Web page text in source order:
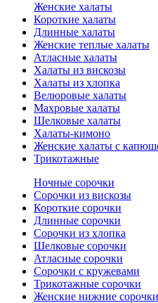
Женские халаты
Короткие халаты
Длинные халаты
Женские теплые халаты
Атласные халаты
Халаты из вискозы
Халаты из хлопка
Велюровые халаты
Махровые халаты
Шелковые халаты
Халаты-кимоно
Женские халаты с
Трикотажные
Ночные сорочки
Сорочки из вискозы
Короткие сорочки
Длинные сорочки
Сорочки из хлопка
Шелковые сорочки
Атласные сорочки
Сорочки с кружевами
Трикотажные сорочки
Женские нижние